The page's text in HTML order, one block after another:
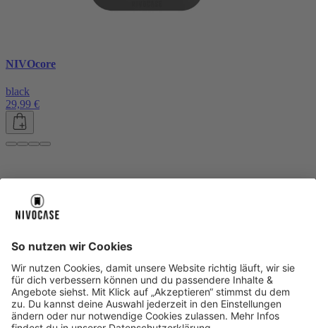
NIVOcore
black
29,99 €
About NIVOCASE
Geschäftskunden
Zahlungsarten Versandinfos Alle Hilfe-Themen
Zufriedenheitsgarantie
Service
Service
AGB VERTRAG WIDERRUFEN Datenschutz
Ombudsmann